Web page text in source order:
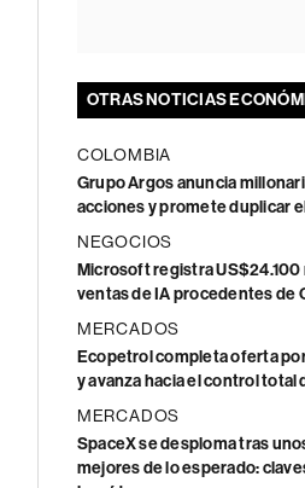
OTRAS NOTICIAS
COLOMBIA
Grupo Argos anuncia
acciones y promete duplicar
NEGOCIOS
Microsoft registra US$24.100
ventas de IA procedentes de
MERCADOS
Ecopetrol completa oferta
y avanza hacia el control total
MERCADOS
SpaceX se desploma tras
mejores de lo esperado: